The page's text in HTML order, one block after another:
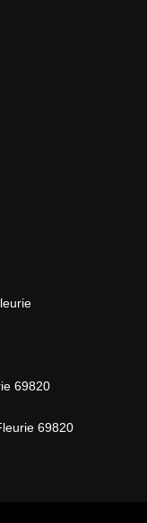
69820
69820